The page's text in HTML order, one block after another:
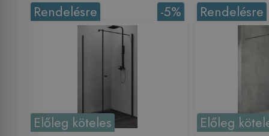
-5%
Rendelésre
Előleg köteles
Rendelésre
Előleg